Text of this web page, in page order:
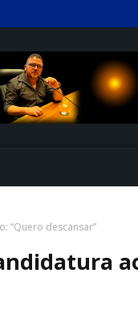
“Quero descansar”